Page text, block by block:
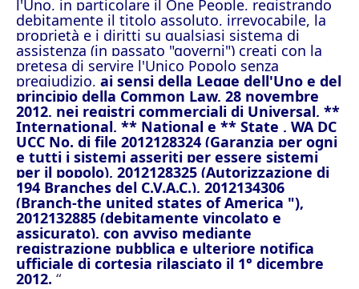
l'Uno, in particolare il One People, registrando
debitamente il titolo assoluto, irrevocabile, la
proprietà e i diritti su qualsiasi sistema di
assistenza (in passato "governi") creati con la
pretesa di servire l'Unico Popolo senza
pregiudizio, ai sensi della Legge dell'Uno e del
principio della Common Law, 28 novembre
2012, nei registri commerciali di Universal, **
International, ** National e ** State , WA DC
UCC No. di file 2012128324 (Garanzia per ogni
e tutti i sistemi asseriti per essere sistemi
per il popolo), 2012128325 (Autorizzazione di
194 Branches del C.V.A.C.), 2012134306
(Branch-the united states of America "),
2012132885 (debitamente vincolato e
assicurato), con avviso mediante
registrazione pubblica e ulteriore notifica
ufficiale di cortesia rilasciato il 1° dicembre
2012. “